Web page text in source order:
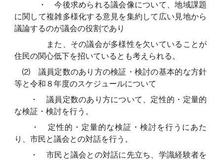
・ 今後求められる議会像について、地域課題
に関して複雑多様化する意見を集約して広い見地から
議論するのが議会の役割であり
また、その議会が多様性を欠いていることが
住民の関心低下を招いているとも考えられる。
⑵ 議員定数のあり方の検証・検討の基本的な方針
等と令和８年度のスケジュールについて
・ 議員定数のあり方について、定性的・定量的
な検証・検討を行う。
・ 定性的・定量的な検証・検討を行うにあた
り、市民と議会との対話を行う。
・ 市民と議会との対話に先立ち、学識経験者を